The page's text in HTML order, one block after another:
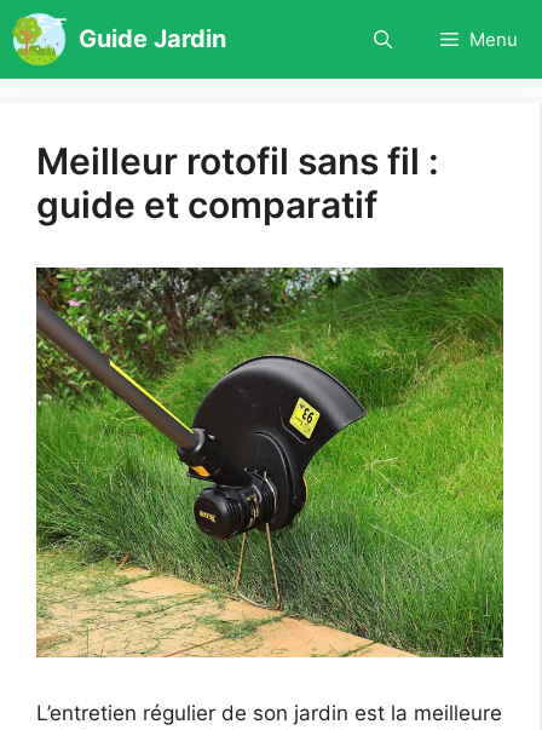
Aller
au
contenu
Guide Jardin Menu
Meilleur rotofil sans fil :
guide et comparatif
L’entretien régulier de son jardin est la meilleure